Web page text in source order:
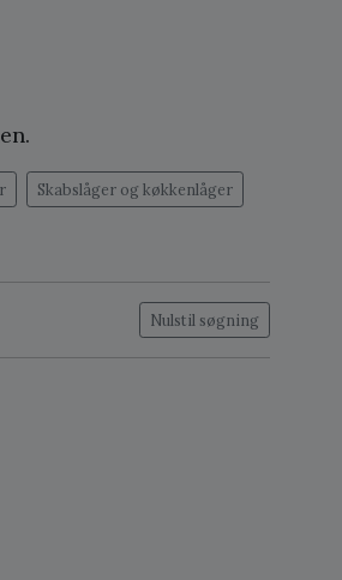
Skabslåger og køkkenlåger
Nulstil søgning